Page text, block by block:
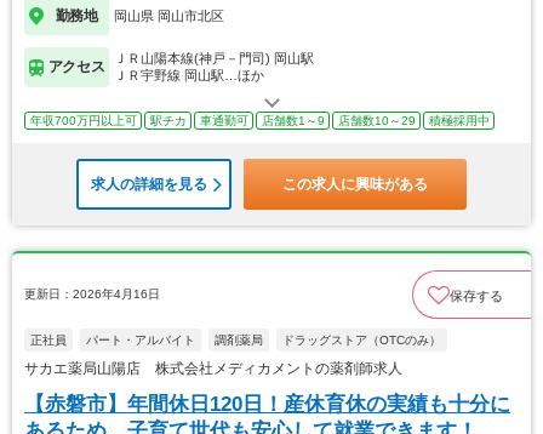
勤務地 岡山県 岡山市北区
アクセス
ＪＲ山陽本線(神戸－門司) 岡山駅
ＪＲ宇野線 岡山駅…ほか
年収700万円以上可 駅チカ 車通勤可 店舗数1～9 店舗数10～29 積極採用中
求人の詳細を見る この求人に興味がある
更新日：2026年4月16日 保存する
正社員 パート・アルバイト 調剤薬局 ドラッグストア（OTCのみ）
サカエ薬局山陽店 株式会社メディカメントの薬剤師求人
【赤磐市】年間休日120日！産休育休の実績も十分に